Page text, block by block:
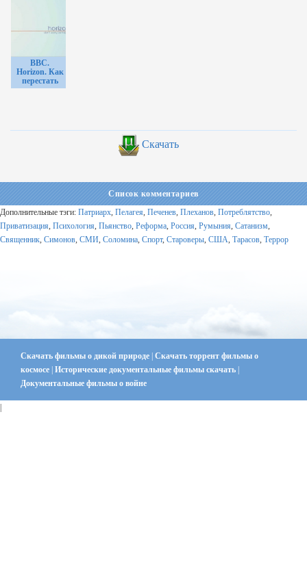
BBC.
Horizon. Как
перестать
тревожиться
Скачать
Список комментариев
Дополнительные тэги: Патриарх, Пелагея, Печенев, Плеханов, Потреблятство,
Приватизация, Психология, Пьянство, Реформа, Россия, Румыния, Сатанизм,
Священник, Симонов, СМИ, Соломина, Спорт, Староверы, США, Тарасов, Террор
Скачать фильмы о дикой природе Скачать торрент фильмы о
космосе Исторические документальные фильмы скачать
Документальные фильмы о войне